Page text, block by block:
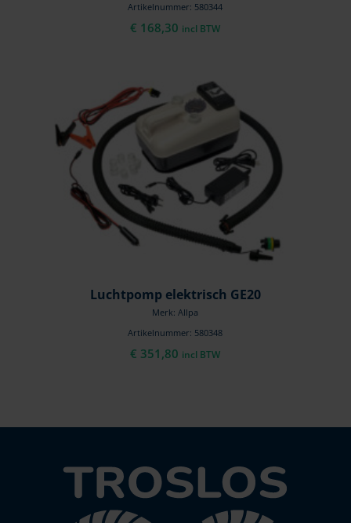
Artikelnummer: 580344
€ 168,30 incl BTW
Luchtpomp elektrisch GE20
Merk: Allpa
Artikelnummer: 580348
€ 351,80 incl BTW